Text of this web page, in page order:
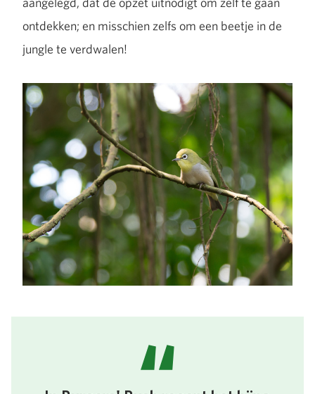
ontdekken; en misschien zelfs om een beetje in de
jungle te verdwalen!